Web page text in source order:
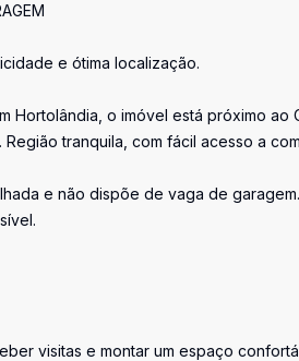
e ótima localização.
Hortolândia, o imóvel está próximo ao
tranquila, com fácil acesso a
e não dispõe de vaga de
visitas e montar um espaço